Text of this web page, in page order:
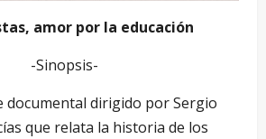
amor por la educación
-Sinopsis-
documental dirigido por Sergio
que relata la historia de los